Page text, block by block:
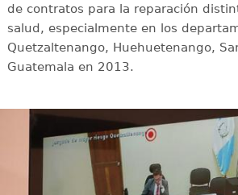
de contratos para la reparación
salud, especialmente en los
Quetzaltenango, Huehuetenango,
Guatemala en 2013.